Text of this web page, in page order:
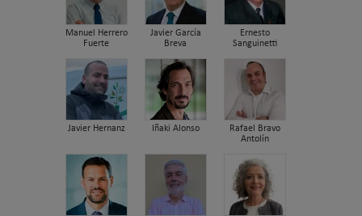
Manuel Herrero
Fuerte
Javier García
Breva
Ernesto
Sanguinetti
Javier Hernanz Iñaki Alonso
Rafael Bravo
Antolín